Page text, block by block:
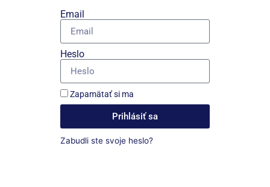
Email
Heslo
Zapamätať si ma
Prihlásiť sa
Zabudli ste svoje heslo?